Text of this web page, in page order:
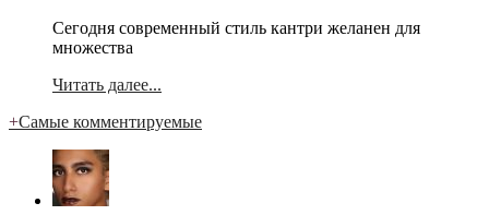
Сегодня современный стиль кантри желанен для
множества
Читать далее...
+Самые комментируемые